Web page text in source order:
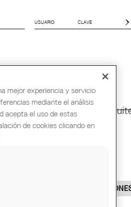
Congreso Mundial de
mejor experiencia y servicio
mediante el análisis
acepta el uso de estas
de cookies clicando en